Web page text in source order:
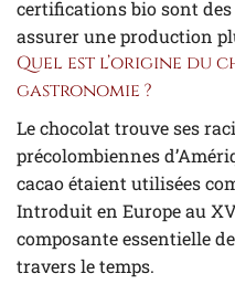
certifications bio sont
assurer une production
Quel est l’origine du
gastronomie ?
Le chocolat trouve ses
précolombiennes
cacao étaient utilisées
Introduit en Europe au
composante essentielle
travers le temps.